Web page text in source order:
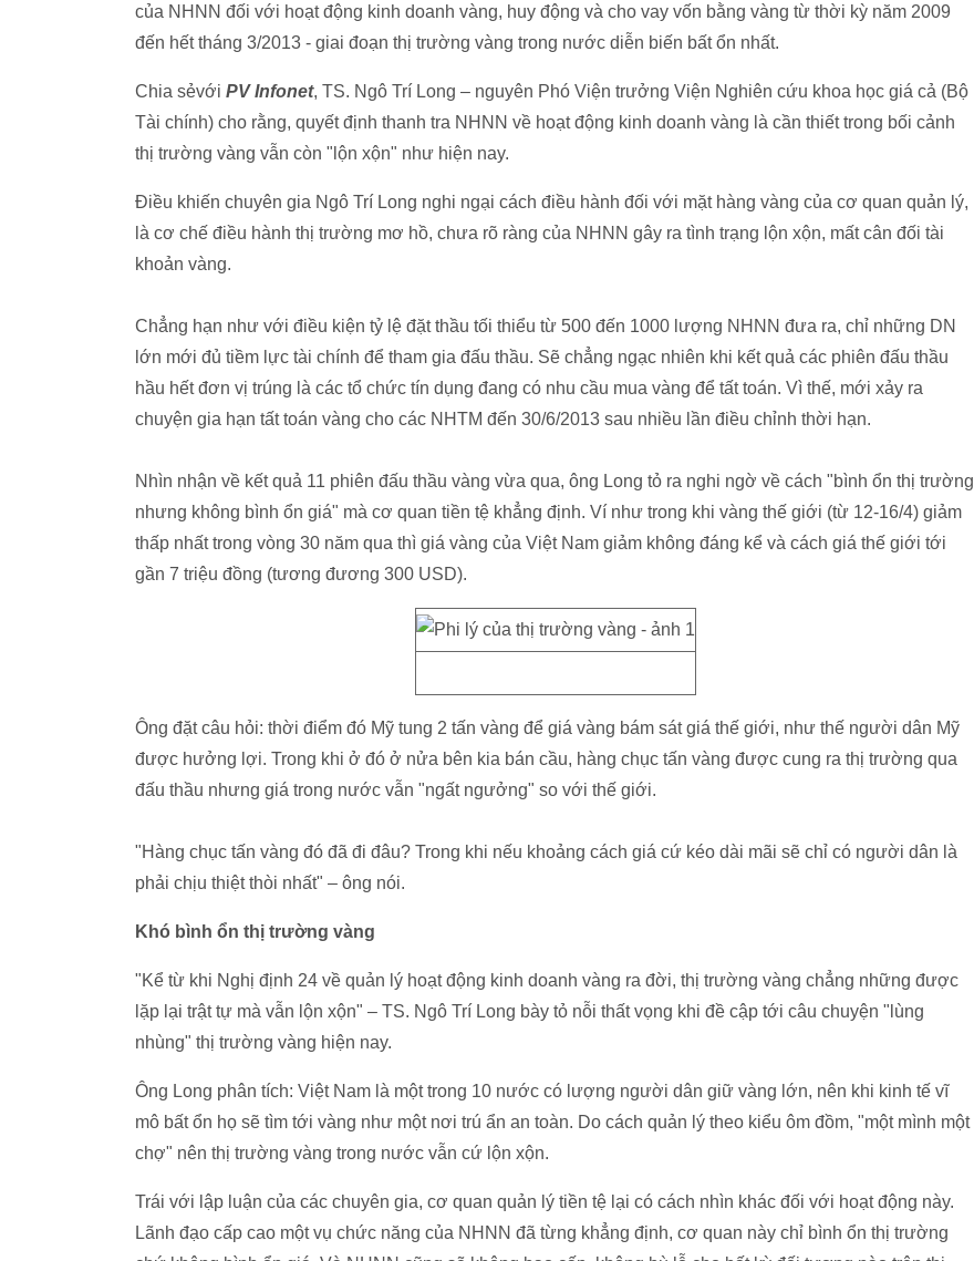
của NHNN đối với hoạt động kinh doanh vàng, huy động và cho vay vốn bằng vàng từ thời kỳ năm 2009
đến hết tháng 3/2013 - giai đoạn thị trường vàng trong nước diễn biến bất ổn nhất.
Chia sẻvới PV Infonet, TS. Ngô Trí Long – nguyên Phó Viện trưởng Viện Nghiên cứu khoa học giá cả (Bộ
Tài chính) cho rằng, quyết định thanh tra NHNN về hoạt động kinh doanh vàng là cần thiết trong bối cảnh
thị trường vàng vẫn còn "lộn xộn" như hiện nay.
Điều khiến chuyên gia Ngô Trí Long nghi ngại cách điều hành đối với mặt hàng vàng của cơ quan quản lý,
là cơ chế điều hành thị trường mơ hồ, chưa rõ ràng của NHNN gây ra tình trạng lộn xộn, mất cân đối tài
khoản vàng.
Chẳng hạn như với điều kiện tỷ lệ đặt thầu tối thiểu từ 500 đến 1000 lượng NHNN đưa ra, chỉ những DN
lớn mới đủ tiềm lực tài chính để tham gia đấu thầu. Sẽ chẳng ngạc nhiên khi kết quả các phiên đấu thầu
hầu hết đơn vị trúng là các tổ chức tín dụng đang có nhu cầu mua vàng để tất toán. Vì thế, mới xảy ra
chuyện gia hạn tất toán vàng cho các NHTM đến 30/6/2013 sau nhiều lần điều chỉnh thời hạn.
Nhìn nhận về kết quả 11 phiên đấu thầu vàng vừa qua, ông Long tỏ ra nghi ngờ về cách "bình ổn thị trường
nhưng không bình ổn giá" mà cơ quan tiền tệ khẳng định. Ví như trong khi vàng thế giới (từ 12-16/4) giảm
thấp nhất trong vòng 30 năm qua thì giá vàng của Việt Nam giảm không đáng kể và cách giá thế giới tới
gần 7 triệu đồng (tương đương 300 USD).
Ông đặt câu hỏi: thời điểm đó Mỹ tung 2 tấn vàng để giá vàng bám sát giá thế giới, như thế người dân Mỹ
được hưởng lợi. Trong khi ở đó ở nửa bên kia bán cầu, hàng chục tấn vàng được cung ra thị trường qua
đấu thầu nhưng giá trong nước vẫn "ngất ngưởng" so với thế giới.
"Hàng chục tấn vàng đó đã đi đâu? Trong khi nếu khoảng cách giá cứ kéo dài mãi sẽ chỉ có người dân là
phải chịu thiệt thòi nhất" – ông nói.
Khó bình ổn thị trường vàng
"Kể từ khi Nghị định 24 về quản lý hoạt động kinh doanh vàng ra đời, thị trường vàng chẳng những được
lặp lại trật tự mà vẫn lộn xộn" – TS. Ngô Trí Long bày tỏ nỗi thất vọng khi đề cập tới câu chuyện "lùng
nhùng" thị trường vàng hiện nay.
Ông Long phân tích: Việt Nam là một trong 10 nước có lượng người dân giữ vàng lớn, nên khi kinh tế vĩ
mô bất ổn họ sẽ tìm tới vàng như một nơi trú ẩn an toàn. Do cách quản lý theo kiểu ôm đồm, "một mình một
chợ" nên thị trường vàng trong nước vẫn cứ lộn xộn.
Trái với lập luận của các chuyên gia, cơ quan quản lý tiền tệ lại có cách nhìn khác đối với hoạt động này.
Lãnh đạo cấp cao một vụ chức năng của NHNN đã từng khẳng định, cơ quan này chỉ bình ổn thị trường